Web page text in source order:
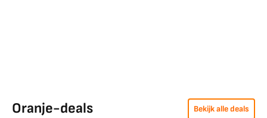
Oranje-deals Bekijk alle deals